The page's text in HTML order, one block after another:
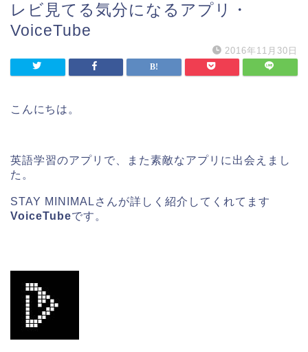
レビ見てる気分になるアプリ・
VoiceTube
2016年11月30日
こんにちは。
英語学習のアプリで、また素敵なアプリに出会えまし
た。
STAY MINIMALさんが詳しく紹介してくれてます
VoiceTubeです。